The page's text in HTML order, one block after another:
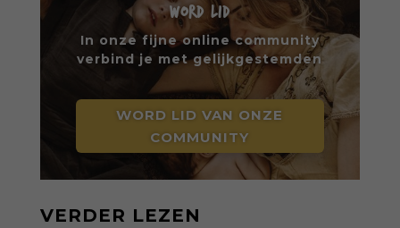
WORD LID
In onze fijne online community
verbind je met gelijkgestemden
WORD LID VAN ONZE
COMMUNITY
VERDER LEZEN